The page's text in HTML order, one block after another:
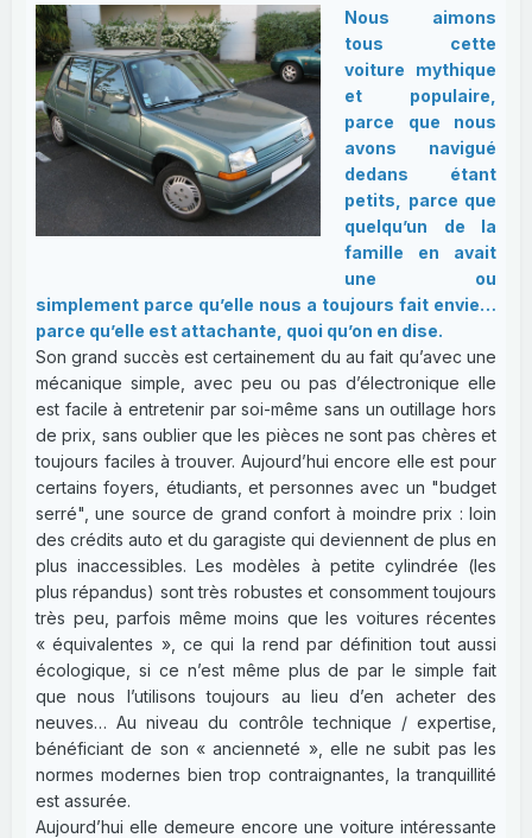
Nous aimons
tous cette
voiture mythique
et populaire,
parce que nous
avons navigué
dedans étant
petits, parce que
quelqu’un de la
famille en avait
une ou
simplement parce qu’elle nous a toujours fait envie…
parce qu’elle est attachante, quoi qu’on en dise.
Son grand succès est certainement du au fait qu’avec une
mécanique simple, avec peu ou pas d’électronique elle
est facile à entretenir par soi-même sans un outillage hors
de prix, sans oublier que les pièces ne sont pas chères et
toujours faciles à trouver. Aujourd’hui encore elle est pour
certains foyers, étudiants, et personnes avec un "budget
serré", une source de grand confort à moindre prix : loin
des crédits auto et du garagiste qui deviennent de plus en
plus inaccessibles. Les modèles à petite cylindrée (les
plus répandus) sont très robustes et consomment toujours
très peu, parfois même moins que les voitures récentes
« équivalentes », ce qui la rend par définition tout aussi
écologique, si ce n’est même plus de par le simple fait
que nous l’utilisons toujours au lieu d’en acheter des
neuves… Au niveau du contrôle technique / expertise,
bénéficiant de son « ancienneté », elle ne subit pas les
normes modernes bien trop contraignantes, la tranquillité
est assurée.
Aujourd’hui elle demeure encore une voiture intéressante